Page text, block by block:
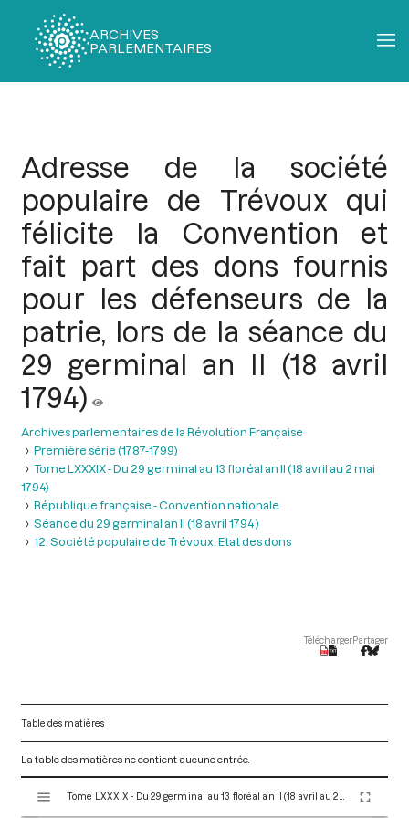
ARCHIVES
PARLEMENTAIRES
Adresse de la société
populaire de Trévoux qui
félicite la Convention et
fait part des dons fournis
pour les défenseurs de la
patrie, lors de la séance du
29 germinal an II (18 avril
1794)
Archives parlementaires de la Révolution Française
Première série (1787-1799)
Tome LXXXIX - Du 29 germinal au 13 floréal an II (18 avril au 2 mai
1794)
République française - Convention nationale
Séance du 29 germinal an II (18 avril 1794 )
12. Société populaire de Trévoux. Etat des dons
TéléchargerPartager
Table des matières
La table des matières ne contient aucune entrée.